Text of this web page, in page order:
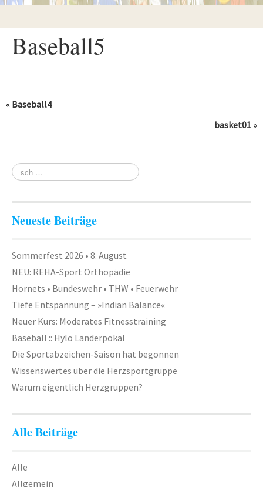
Fitness
Aqua-Jogging
Lungensport – REHA
Orthopädie – REHA
Rückenschule
Tai Chi
Yoga
Kletterknirpse
Kraft und Fitness
Leichtathletik
Schwimmen
Schwimmen lernen
Seepferdchen
Baseball5
« Baseball4
basket01 »
Neueste Beiträge
Sommerfest 2026 • 8. August
NEU: REHA-Sport Orthopädie
Hornets • Bundeswehr • THW • Feuerwehr
Tiefe Entspannung – »Indian Balance«
Neuer Kurs: Moderates Fitnesstraining
Baseball :: Hylo Länderpokal
Die Sportabzeichen-Saison hat begonnen
Wissenswertes über die Herzsportgruppe
Warum eigentlich Herzgruppen?
Alle Beiträge
Alle
Allgemein